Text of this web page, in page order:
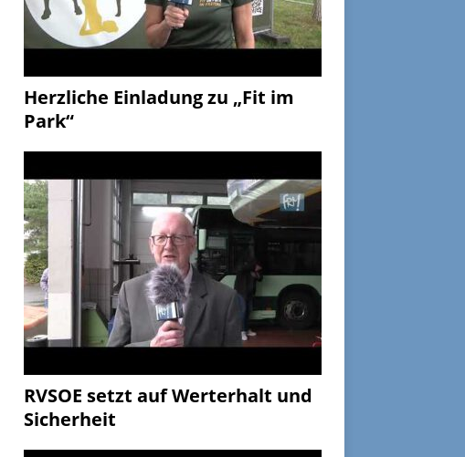
Herzliche Einladung zu „Fit im
Park“
RVSOE setzt auf Werterhalt und
Sicherheit